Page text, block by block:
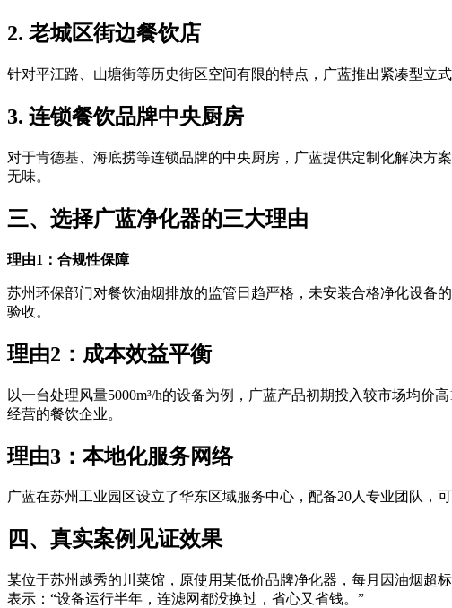
2. 老城区街边餐饮店
针对平江路、山塘街等历史街区空间有限的特点，广蓝推出紧凑型立
3. 连锁餐饮品牌中央厨房
对于肯德基、海底捞等连锁品牌的中央厨房，广蓝提供定制化解决方
无味。
三、选择广蓝净化器的三大理由
理由1：合规性保障
苏州环保部门对餐饮油烟排放的监管日趋严格，未安装合格净化设备
验收。
理由2：成本效益平衡
以一台处理风量5000m³/h的设备为例，广蓝产品初期投入较市场均价
经营的餐饮企业。
理由3：本地化服务网络
广蓝在苏州工业园区设立了华东区域服务中心，配备20人专业团队，
四、真实案例见证效果
某位于苏州越秀的川菜馆，原使用某低价品牌净化器，每月因油烟超
表示：“设备运行半年，连滤网都没换过，省心又省钱。”